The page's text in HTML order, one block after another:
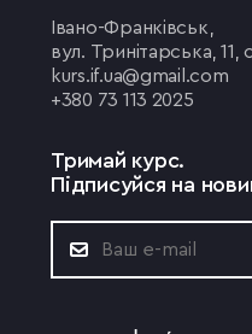
Івано-Франківськ,
вул. Тринітарська, 11,
kurs.if.ua@gmail.com
+380 73 113 2025
Тримай курс.
Підписуйся на